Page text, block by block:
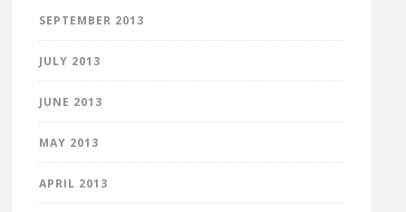
SEPTEMBER 2013
JULY 2013
JUNE 2013
MAY 2013
APRIL 2013